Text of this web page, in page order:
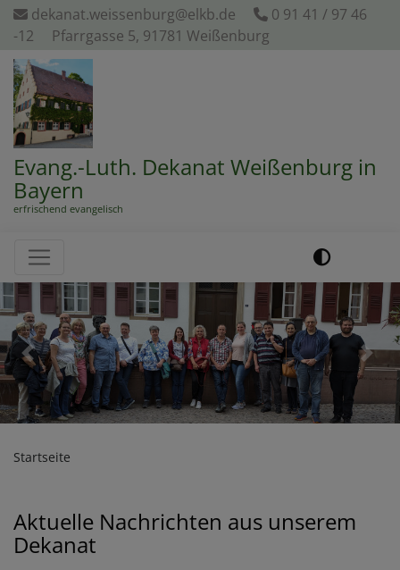
Direkt
zum
dekanat.weissenburg@elkb.de
0 91 41 / 97 46
-12
Pfarrgasse 5, 91781 Weißenburg
Evang.-Luth. Dekanat Weißenburg in
Bayern
erfrischend evangelisch
Hauptnavigation
Previous Next
Startseite
Aktuelle Nachrichten aus unserem
Dekanat